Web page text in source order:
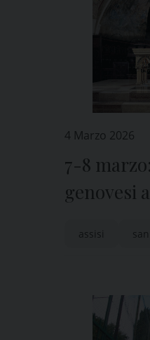
4 Marzo 2026
7-8
genovesi
assisi